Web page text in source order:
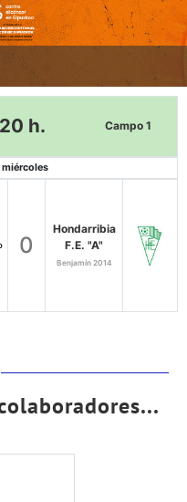
h. Campo 1
0
Hondarribia
F.E. "A"
Benjamín 2014